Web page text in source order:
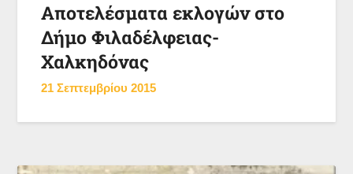
Αποτελέσματα εκλογών στο
Δήμο Φιλαδέλφειας-
Χαλκηδόνας
21 Σεπτεμβρίου 2015